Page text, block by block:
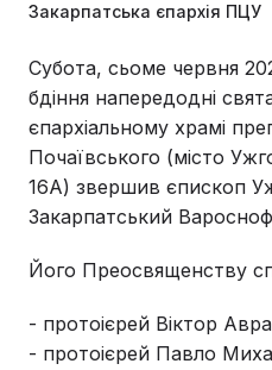
Закарпатська єпархія ПЦУ
Субота, сьоме червня
бдіння напередодні
єпархіальному храмі
Почаївського (місто
16А) звершив єпископ
Закарпатський
Його Преосвященству
- протоієрей Віктор
- протоієрей Павло